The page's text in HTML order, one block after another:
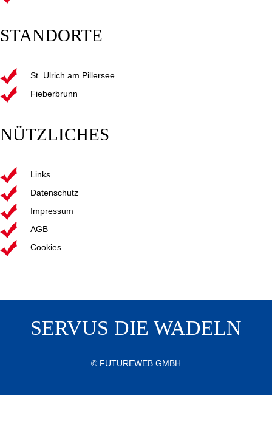
STANDORTE
St. Ulrich am Pillersee
Fieberbrunn
NÜTZLICHES
Links
Datenschutz
Impressum
AGB
Cookies
SERVUS DIE WADELN
© FUTUREWEB GMBH